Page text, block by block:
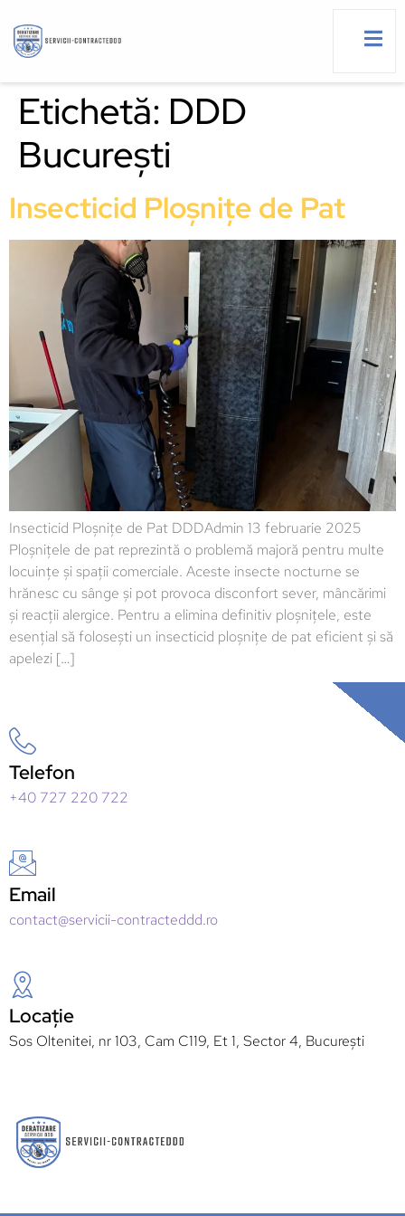
Etichetă: DDD
București
Insecticid Ploșnițe de Pat
Insecticid Ploșnițe de Pat DDDAdmin 13 februarie 2025
Ploșnițele de pat reprezintă o problemă majoră pentru multe
locuințe și spații comerciale. Aceste insecte nocturne se
hrănesc cu sânge și pot provoca disconfort sever, mâncărimi
și reacții alergice. Pentru a elimina definitiv ploșnițele, este
esențial să folosești un insecticid ploșnițe de pat eficient și să
apelezi […]
Telefon
+40 727 220 722
Email
contact@servicii-contracteddd.ro
Locație
Sos Oltenitei, nr 103, Cam C119, Et 1, Sector 4, București